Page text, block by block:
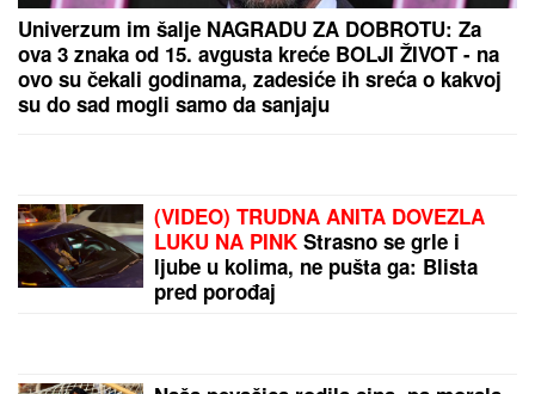
svirali samo za nju, nije znala šta ju je snašlo:
"Najlepše uspomene"